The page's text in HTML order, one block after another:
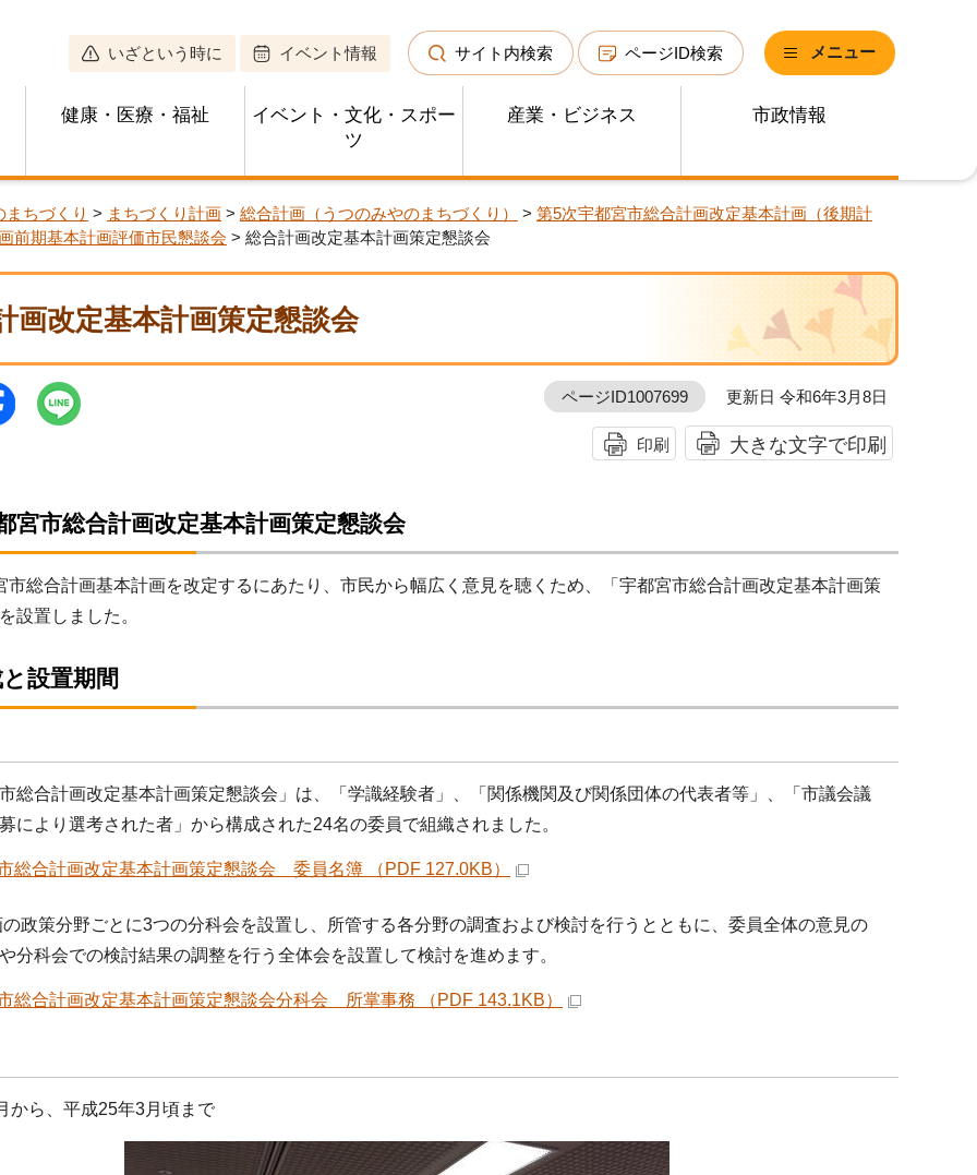
いざという時に イベント情報 サイト内検索 ページID検索 メニュー
健康・医療・福祉
イベント・文化・スポー
ツ
産業・ビジネス 市政情報
まちづくり > まちづくり計画 > 総合計画（うつのみやのまちづくり） > 第5次宇都宮市総合計画改定基本計画（後期計
前期基本計画評価市民懇談会 > 総合計画改定基本計画策定懇談会
画改定基本計画策定懇談会
ページID1007699 更新日 令和6年3月8日
印刷 大きな文字で印刷
宮市総合計画改定基本計画策定懇談会
市総合計画基本計画を改定するにあたり、市民から幅広く意見を聴くため、「宇都宮市総合計画改定基本計画策
設置しました。
設置期間
総合計画改定基本計画策定懇談会」は、「学識経験者」、「関係機関及び関係団体の代表者等」、「市議会議
により選考された者」から構成された24名の委員で組織されました。
総合計画改定基本計画策定懇談会 委員名簿 （PDF 127.0KB）
政策分野ごとに3つの分科会を設置し、所管する各分野の調査および検討を行うとともに、委員全体の意見の
分科会での検討結果の調整を行う全体会を設置して検討を進めます。
総合計画改定基本計画策定懇談会分科会 所掌事務 （PDF 143.1KB）
から、平成25年3月頃まで